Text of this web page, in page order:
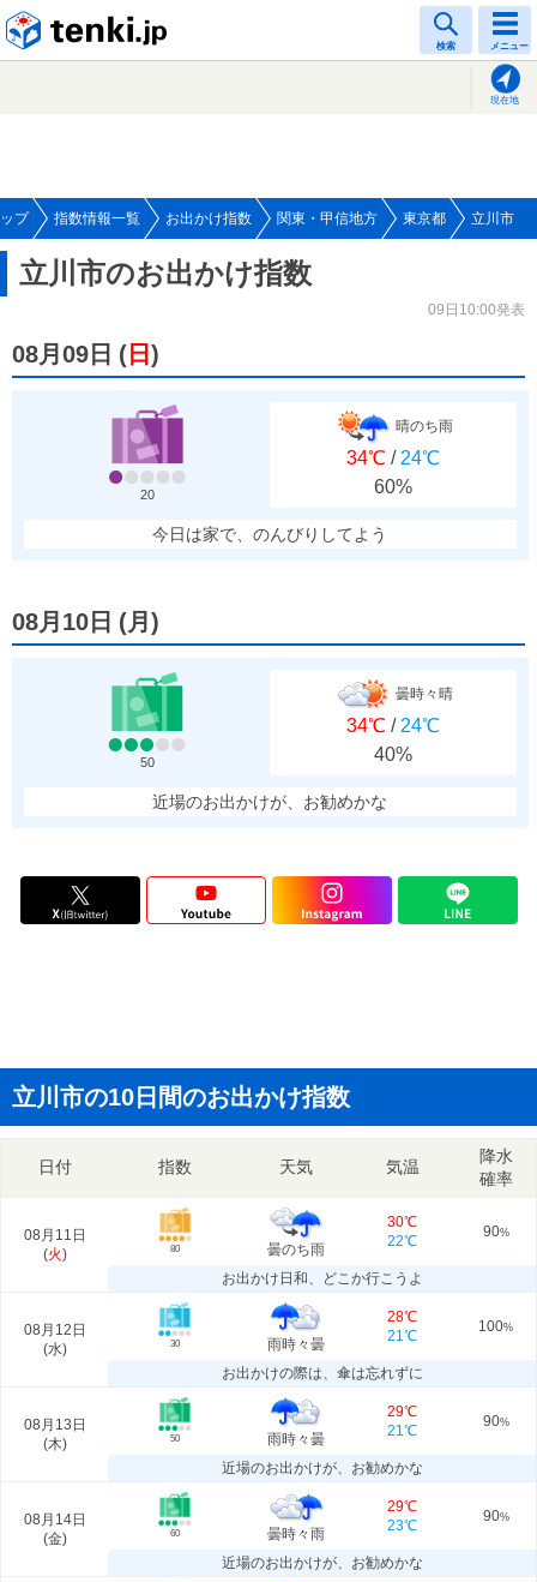
検索 メニュー
現在地
プ 指数情報一覧 お出かけ指数 関東・甲信地方 東京都 立川市
立川市のお出かけ指数
09日10:00発表
08月09日 ( 日 )
20
晴のち雨
34℃ / 24℃
60%
今日は家で、のんびりしてよう
08月10日 (月 )
50
曇時々晴
34℃ / 24℃
40%
近場のお出かけが、お勧めかな
立川市の10日間のお出かけ指数
日付 指数 天気 気温
降水
確率
08月11日
(火) 80 曇のち雨
30℃
22℃
90%
お出かけ日和、どこか行こうよ
08月12日
(水) 30 雨時々曇
28℃
21℃
100%
お出かけの際は、傘は忘れずに
08月13日
(木) 50 雨時々曇
29℃
21℃
90%
近場のお出かけが、お勧めかな
08月14日
(金) 60 曇時々雨
29℃
23℃
90%
近場のお出かけが、お勧めかな